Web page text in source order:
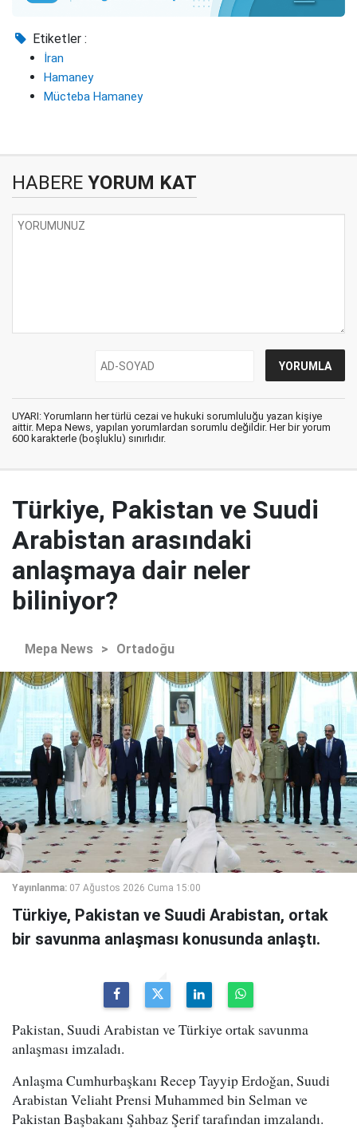
Etiketler :
İran
Hamaney
Mücteba Hamaney
HABERE YORUM KAT
UYARI: Yorumların her türlü cezai ve hukuki sorumluluğu yazan kişiye
aittir. Mepa News, yapılan yorumlardan sorumlu değildir. Her bir yorum
600 karakterle (boşluklu) sınırlıdır.
Türkiye, Pakistan ve Suudi
Arabistan arasındaki
anlaşmaya dair neler
biliniyor?
Mepa News > Ortadoğu
Yayınlanma: 07 Ağustos 2026 Cuma 15:00
Türkiye, Pakistan ve Suudi Arabistan, ortak
bir savunma anlaşması konusunda anlaştı.
Pakistan, Suudi Arabistan ve Türkiye ortak savunma
anlaşması imzaladı.
Anlaşma Cumhurbaşkanı Recep Tayyip Erdoğan, Suudi
Arabistan Veliaht Prensi Muhammed bin Selman ve
Pakistan Başbakanı Şahbaz Şerif tarafından imzalandı.